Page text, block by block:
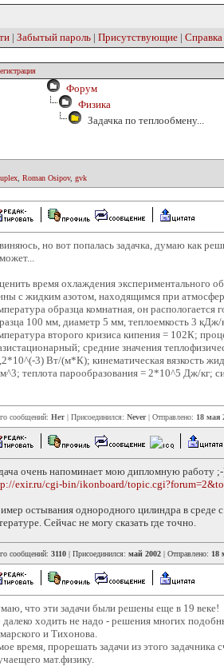
| Забытый пароль | Присутствующие | Справка
Форум
Физика
Задачка по теплообмену...
Roman Osipov, gvk
но вот попалась задачка, думаю как
время охлаждения экспериментального
с жидким азотом, находящимся при
образца комнатная, он распологается
100 мм, диаметр 5 мм, теплоемкость 3
второго кризиса кипения = 102К;
средние значения
3) Вт/(м*К); кинематическая вязкость
теплота парообразования = 2*10^5 Дж/кг;
сообщений: Нет | Присоединился: Never| Отправлено: 18 мая
очень напоминает мою дипломную работу
exir.ru/cgi-bin/ikonboard/
остывания однородного цилиндра в среде
Сейчас не могу сказать где точно.
сообщений: 3110 | Присоединился: май 2002 | Отправлено: 18
что эти задачи были решены еще в 19 веке!
ходить не надо - решения многих
и Тихонова.
время, прорешать задачи из этого задачника
мат.физику.